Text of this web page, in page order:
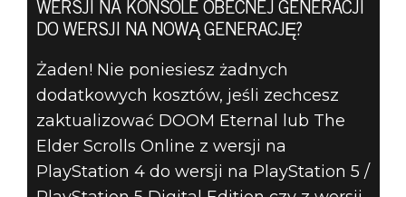
WERSJI NA KONSOLE OBECNEJ GENERACJI
DO WERSJI NA NOWĄ GENERACJĘ?
Żaden! Nie poniesiesz żadnych
dodatkowych kosztów, jeśli zechcesz
zaktualizować DOOM Eternal lub The
Elder Scrolls Online z wersji na
PlayStation 4 do wersji na PlayStation 5 /